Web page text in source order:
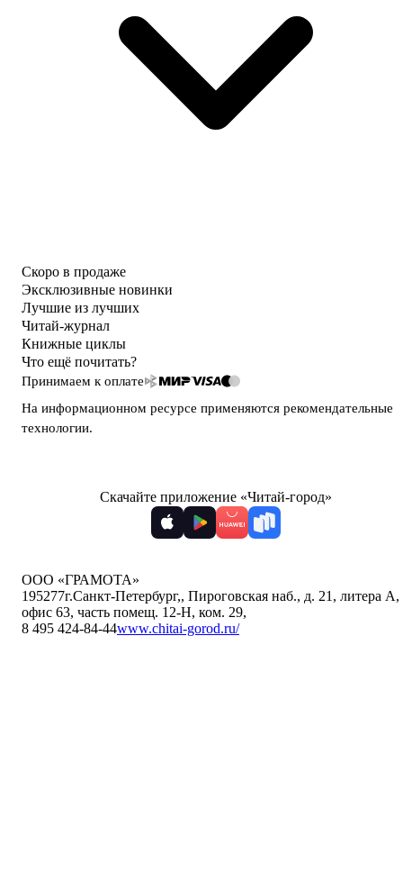
Скоро в продаже
Эксклюзивные новинки
Лучшие из лучших
Читай-журнал
Книжные циклы
Что ещё почитать?
Принимаем к оплате
На информационном ресурсе применяются рекомендательные
технологии.
Скачайте приложение «Читай-город»
ООО «ГРАМОТА»
195277г.Санкт-Петербург,, Пироговская наб., д. 21, литера А,
офис 63, часть помещ. 12-Н, ком. 29,
8 495 424-84-44www.chitai-gorod.ru/